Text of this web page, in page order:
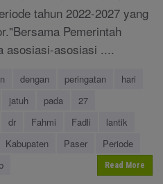
tahun 2022-2027 yang
Pemerintah
asosiasi-asosiasi ....
dengan peringatan
hari
jatuh pada
27
dr Fahmi Fadli
lantik
Kabupaten Paser
Periode
b Read More